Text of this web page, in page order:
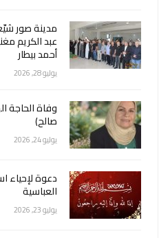
مدينة صور
عبد الكريم
أحمد بيطار
يوليو 28, 2026
وفاة الحاجة
صالح)
يوليو 24, 2026
دعوة لإحياء
العباسية
يوليو 23, 2026